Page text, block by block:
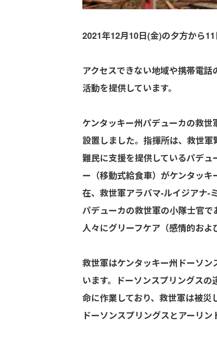
2021年12月10日(金)の夕方から
アクセスできない地域や携帯電
活動を提供しています。
ケンタッキー州パデューカの救
設置しました。指揮所は、救世
難民に支援を提供しているパデ
ー（移動式給食車）がケンタッ
在、救世軍アラバマ-ルイジアナ-
パデューカの救世軍の小隊士官
人々にグリーフケア（感情的お
救世軍はケンタッキー州ドーソ
います。ドーソンスプリングス
命に作業しており、救世軍は被
ドーソンスプリングスとアーリ